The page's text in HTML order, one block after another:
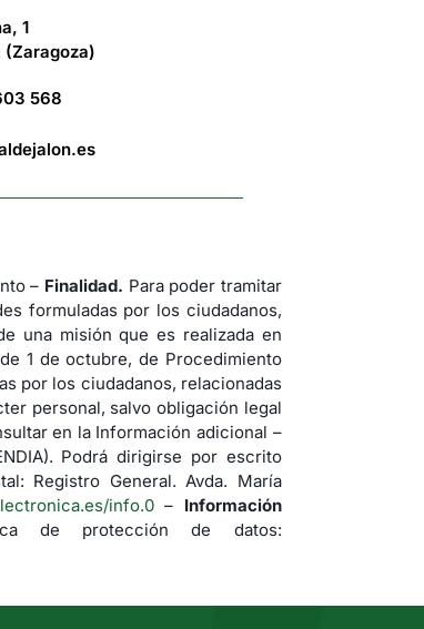
1
(Zaragoza)
568
– Finalidad. Para poder tramitar
formuladas por los ciudadanos,
una misión que es realizada en
1 de octubre, de Procedimiento
por los ciudadanos, relacionadas
personal, salvo obligación legal
en la Información adicional –
Podrá dirigirse por escrito
Registro General. Avda. María
info.0– Información
de protección de datos: